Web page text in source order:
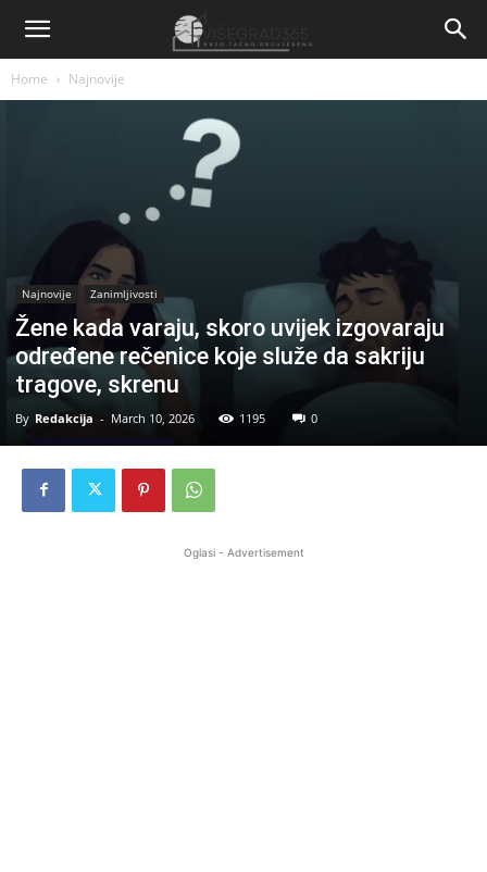
Home Najnovije
Najnovije Zanimljivosti
Žene kada varaju, skoro uvijek izgovaraju
određene rečenice koje služe da sakriju
tragove, skrenu
By Redakcija - March 10, 2026 1195 0
Oglasi - Advertisement